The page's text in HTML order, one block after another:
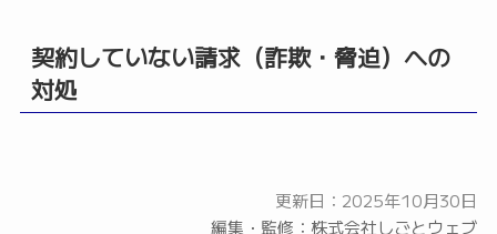
契約していない請求（詐欺・脅迫）への
対処
更新日：2025年10月30日
編集・監修：株式会社しごとウェブ